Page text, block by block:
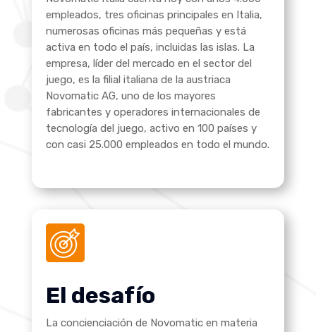
empleados, tres oficinas principales en Italia,
numerosas oficinas más pequeñas y está
activa en todo el país, incluidas las islas. La
empresa, líder del mercado en el sector del
juego, es la filial italiana de la austriaca
Novomatic AG, uno de los mayores
fabricantes y operadores internacionales de
tecnología del juego, activo en 100 países y
con casi 25.000 empleados en todo el mundo.
El desafío
La concienciación de Novomatic en materia